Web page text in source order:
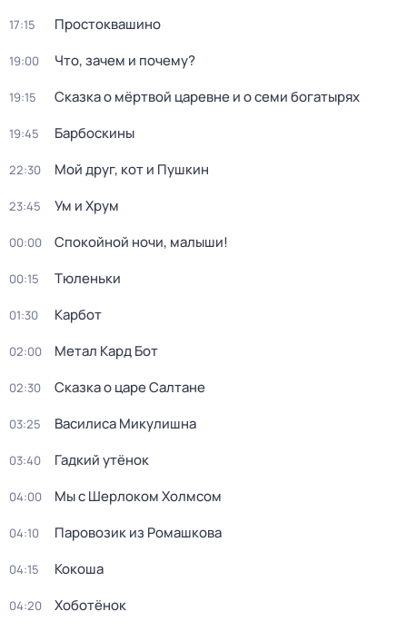
17:15 Простоквашино
19:00 Что, зачем и почему?
19:15 Сказка о мёртвой царевне и о семи богатырях
19:45 Барбоскины
22:30 Мой друг, кот и Пушкин
23:45 Ум и Хрум
00:00 Спокойной ночи, малыши!
00:15 Тюленьки
01:30 Карбот
02:00 Метал Кард Бот
02:30 Сказка о царе Салтане
03:25 Василиса Микулишна
03:40 Гадкий утёнок
04:00 Мы с Шерлоком Холмсом
04:10 Паровозик из Ромашкова
04:15 Кокоша
04:20 Хоботёнок